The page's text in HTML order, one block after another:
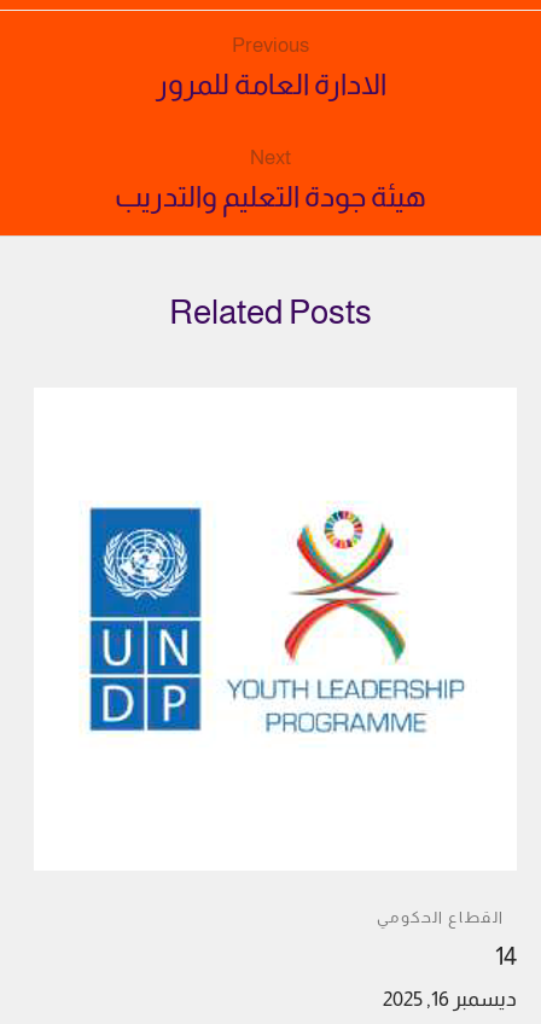
Previous
الادارة العامة للمرور
Next
هيئة جودة التعليم والتدريب
Related Posts
القطاع الحكومي
14
ديسمبر 16, 2025